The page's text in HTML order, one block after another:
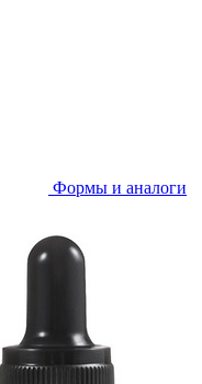
Формы и аналоги